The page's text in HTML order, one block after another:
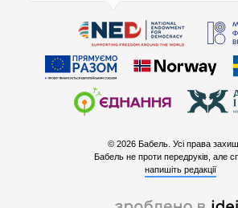
© 2026 Бабель. Усі права
Бабель не проти передруків, але
напишіть редакції